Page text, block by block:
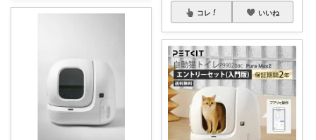
コレ いいね